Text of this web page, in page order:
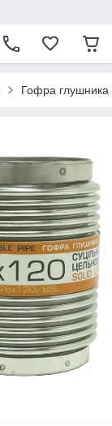
Гофра